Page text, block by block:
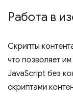
Работа в
Скрипты
что позволяет
JavaScript без
скриптами